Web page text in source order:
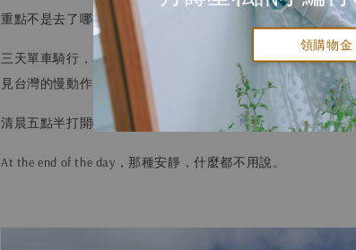
領購物金
重點不是去了哪裡， 而是開始用不同的速度， 重新看世界。
三天單車騎行，花蓮到台東。像是重新變回小孩，每天都需
見台灣的慢動作。
清晨五點半打開帳篷，日出像是慢慢展開的畫。
At the end of the day，那種安靜，什麼都不用說。